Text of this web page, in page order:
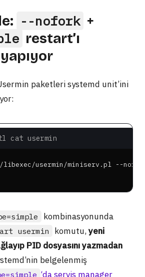
--nofork +
restart’ı
paketleri systemd unit’ini
cat usermin
libexec/usermin/miniserv.pl --
kombinasyonunda
usermin komutu,yeni
PID dosyasını yazmadan
belgelenmiş
‘da servis manager